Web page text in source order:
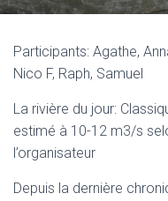
Participants: Agathe,
Nico F, Raph, Samuel
La rivière du jour:
estimé à 10-12 m3/s
l’organisateur
Depuis la dernière